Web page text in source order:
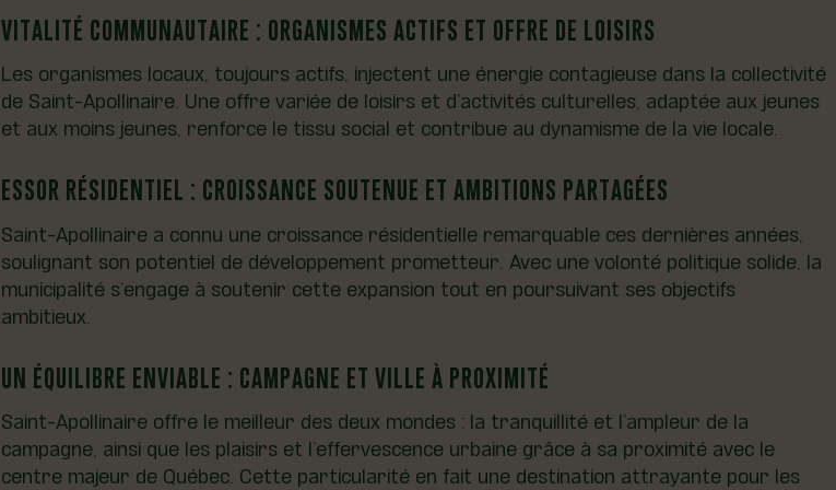
VITALITÉ COMMUNAUTAIRE : ORGANISMES ACTIFS ET OFFRE DE LOISIRS
Les organismes locaux, toujours actifs, injectent une énergie contagieuse dans la collectivité
de Saint-Apollinaire. Une offre variée de loisirs et d’activités culturelles, adaptée aux jeunes
et aux moins jeunes, renforce le tissu social et contribue au dynamisme de la vie locale.
ESSOR RÉSIDENTIEL : CROISSANCE SOUTENUE ET AMBITIONS PARTAGÉES
Saint-Apollinaire a connu une croissance résidentielle remarquable ces dernières années,
soulignant son potentiel de développement prometteur. Avec une volonté politique solide, la
municipalité s’engage à soutenir cette expansion tout en poursuivant ses objectifs
ambitieux.
UN ÉQUILIBRE ENVIABLE : CAMPAGNE ET VILLE À PROXIMITÉ
Saint-Apollinaire offre le meilleur des deux mondes : la tranquillité et l’ampleur de la
campagne, ainsi que les plaisirs et l’effervescence urbaine grâce à sa proximité avec le
centre majeur de Québec. Cette particularité en fait une destination attrayante pour les